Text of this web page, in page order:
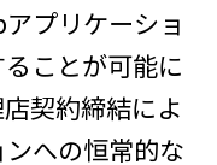
プリケーショ
ことが可能に
契約締結によ
への恒常的な